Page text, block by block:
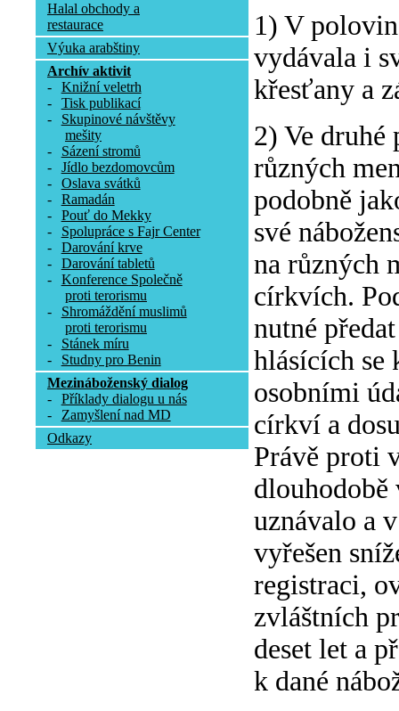
Halal obchody a
restaurace
Výuka arabštiny
Archív aktivit
-
Knižní veletrh
-
Tisk publikací
-
Skupinové návštěvy
mešity
-
Sázení stromů
-
Jídlo bezdomovcům
-
Oslava svátků
-
Ramadán
-
Pouť do Mekky
-
Spolupráce s Fajr Center
-
Darování krve
-
Darování tabletů
-
Konference Společně
proti terorismu
-
Shromáždění muslimů
proti terorismu
-
Stánek míru
-
Studny pro Benin
Mezináboženský dialog
-
Příklady dialogu u nás
-
Zamyšlení nad MD
Odkazy
1) V
vydávala i
křesťany a
2) Ve druhé
různých
podobně
své
na různých
církvích.
nutné
hlásících se
osobními
církví a
Právě proti
uznávalo a
vyřešen
registraci,
zvláštních
deset let a
k dané